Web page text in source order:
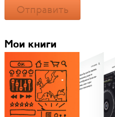
Отправить
Мои книги